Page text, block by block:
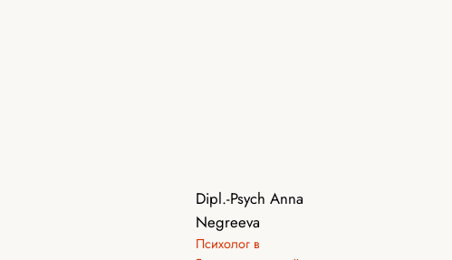
Dipl.-Psych Anna
Negreeva
Психолог в